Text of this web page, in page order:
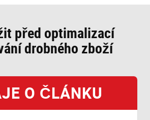
před optimalizací
drobného zboží
O ČLÁNKU